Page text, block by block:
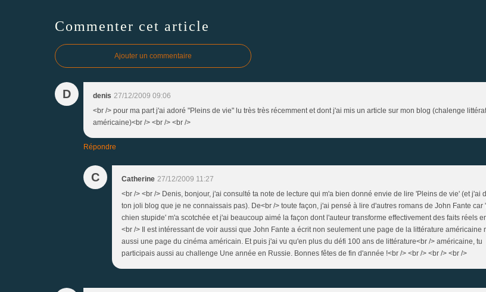
Commenter cet article
Ajouter un commentaire
D denis 27/12/2009 09:06
<br /> pour ma part j'ai adoré "Pleins de vie" lu très très récemment et dont j'ai mis un article sur mon blog (chalenge
américaine)<br /> <br /> <br />
Répondre
C Catherine 27/12/2009 11:27
<br /> <br /> Denis, bonjour, j'ai consulté ta note de lecture qui m'a bien donné envie de lire 'Pleins de vie' (et j'ai
ton joli blog que je ne connaissais pas). De<br /> toute façon, j'ai pensé à lire d'autres romans de John Fante car
chien stupide' m'a scotchée et j'ai beaucoup aimé la façon dont l'auteur transforme effectivement des faits réels
<br /> Il est intéressant de voir aussi que John Fante a écrit non seulement une page de la littérature américaine
aussi une page du cinéma américain. Et puis j'ai vu qu'en plus du défi 100 ans de littérature<br /> américaine, tu
participais aussi au challenge Une année en Russie. Bonnes fêtes de fin d'année !<br /> <br /> <br /> <br />